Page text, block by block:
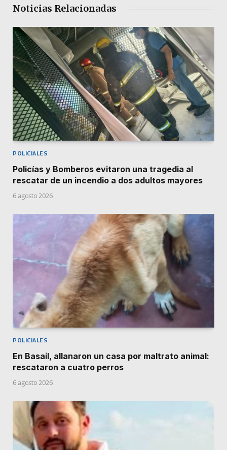
Noticias Relacionadas
POLICIALES
Policías y Bomberos evitaron una tragedia al
rescatar de un incendio a dos adultos mayores
6 agosto 2026
POLICIALES
En Basail, allanaron un casa por maltrato animal:
rescataron a cuatro perros
6 agosto 2026